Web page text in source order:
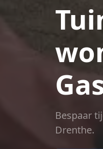
Bespaar
Drenthe.